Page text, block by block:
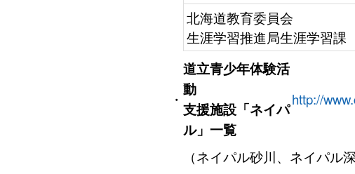
北海道教育委員会
生涯学習推進局生涯学習課
・
道立青少年体験活
動
支援施設「ネイパ
ル」一覧
http://
（ネイパル砂川、ネイパル